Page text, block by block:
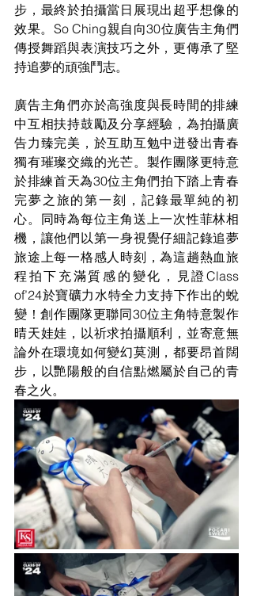
步，最終於拍攝當日展現出超乎想像的
效果。So Ching親自向30位廣告主角們
傳授舞蹈與表演技巧之外，更傳承了堅
持追夢的頑強鬥志。
廣告主角們亦於高強度與長時間的排練
中互相扶持鼓勵及分享經驗，為拍攝廣
告力臻完美，於互助互勉中迸發出青春
獨有璀璨交織的光芒。製作團隊更特意
於排練首天為30位主角們拍下踏上青春
完夢之旅的第一刻，記錄最單純的初
心。同時為每位主角送上一次性菲林相
機，讓他們以第一身視覺仔細記錄追夢
旅途上每一格感人時刻，為這趟熱血旅
程拍下充滿質感的變化，見證Class
of’24於寶礦力水特全力支持下作出的蛻
變！創作團隊更聯同30位主角特意製作
晴天娃娃，以祈求拍攝順利，並寄意無
論外在環境如何變幻莫測，都要昂首闊
步，以艷陽般的自信點燃屬於自己的青
春之火。